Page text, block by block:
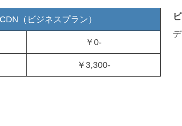
（ビジネスプラン）
￥0-
￥3,300-